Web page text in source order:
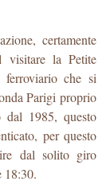
certamente
visitare la Petite
che si
Parigi proprio
1985, questo
per questo
dal solito giro
18:30.